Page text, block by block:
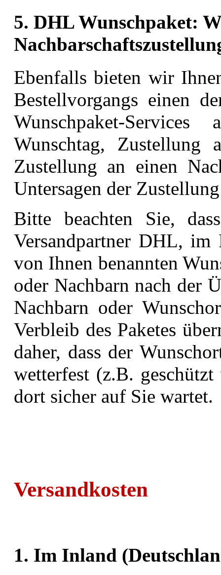
5. DHL Wunschpaket:
Ebenfalls bieten wir
Bestellvorgangs einen
Wunschpaket-
Wunschtag, Zustellung
Zustellung an einen
Untersagen der
Bitte beachten Sie,
Versandpartner DHL,
von Ihnen benannten
oder Nachbarn nach der
Nachbarn oder
Verbleib des Paketes
daher, dass der
wetterfest (z.B.
dort sicher auf Sie wartet.
Versandkosten
1. Im Inland